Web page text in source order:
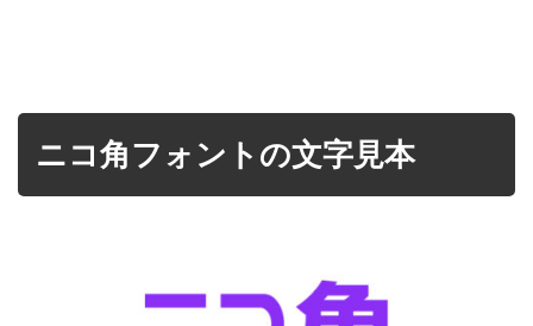
ニコ角フォントの文字見本